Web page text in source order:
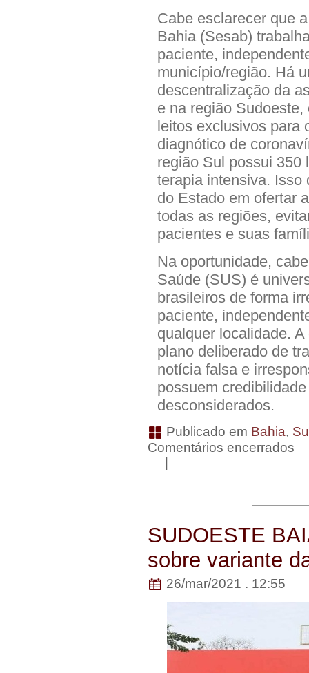
Cabe esclarecer que
Bahia (Sesab)
paciente,
município/região. Há
descentralização da
e na região
leitos exclusivos para
diagnótico de
região Sul possui 350
terapia intensiva. Isso
do Estado em ofertar
todas as regiões,
pacientes e suas
Na oportunidade,
Saúde (SUS) é
brasileiros de forma
paciente,
qualquer localidade.
plano deliberado de
notícia falsa e
possuem
desconsiderados.
Publicado em Bahia,
Comentários encerrados
|
SUDOESTE
sobre variante
26/mar/2021 . 12:55